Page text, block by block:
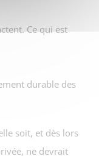
Ce qui est
durable des
soit, et dès lors
ne devrait